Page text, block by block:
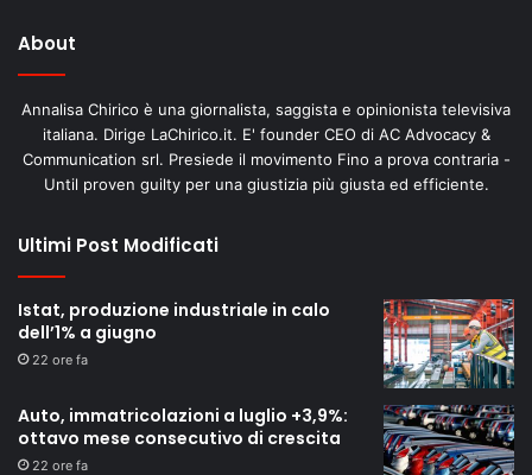
About
Annalisa Chirico è una giornalista, saggista e opinionista televisiva
italiana. Dirige LaChirico.it. E' founder CEO di AC Advocacy &
Communication srl. Presiede il movimento Fino a prova contraria -
Until proven guilty per una giustizia più giusta ed efficiente.
Ultimi Post Modificati
Istat, produzione industriale in calo
dell’1% a giugno
22 ore fa
Auto, immatricolazioni a luglio +3,9%:
ottavo mese consecutivo di crescita
22 ore fa